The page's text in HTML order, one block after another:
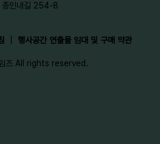
종인내길 254-8
행사공간 연출물 임대 및 구매 약관
즈 All rights reserved.